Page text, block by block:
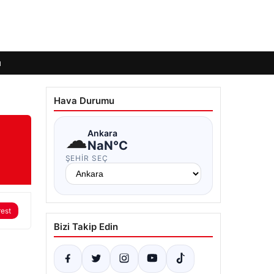
Hava Durumu
☁Ankara
NaN°C
ŞEHIR SEÇ
Bizi Takip Edin